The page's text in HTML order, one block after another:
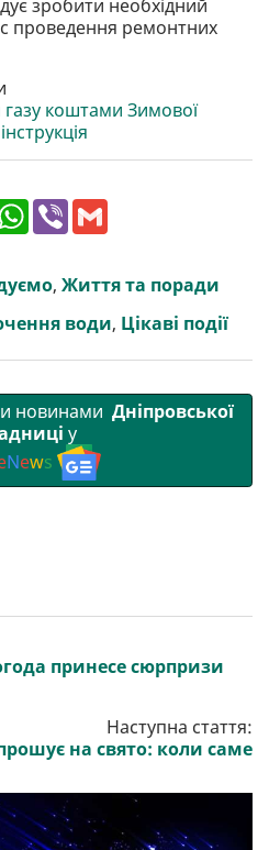
зробити необхідний
проведення ремонтних
газу коштами Зимової
W
h
s
A
p
p
V
r l
, Життя та поради
води, Цікаві події
новинами Дніпровської
у
News
принесе сюрпризи
Наступна стаття:
на свято: коли саме